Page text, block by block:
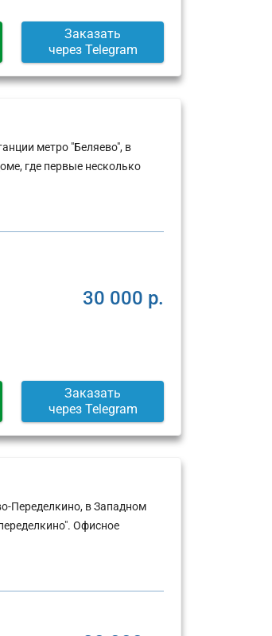
Заказать
через Telegram
метро "Беляево", в
где первые несколько
30 000 р.
Заказать
через Telegram
Переделкино, в Западном
Офисное